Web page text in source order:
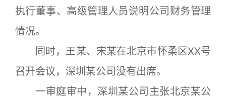
执行董事、高级管理人员说明公司财务管理
情况。
同时，王某、宋某在北京市怀柔区XX号
召开会议，深圳某公司没有出席。
一审庭审中，深圳某公司主张北京某公